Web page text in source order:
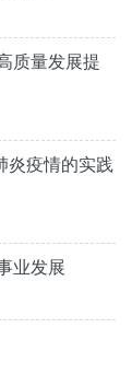
质量发展提
炎疫情的实践
业发展